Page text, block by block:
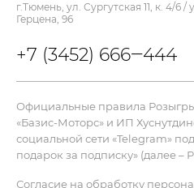
+7 (3452) 666‒444
г.Тюмень, ул. Сургутская 11, к. 4/6
Герцена, 96
Согласие на обработку
Официальные правила
«Базис-Моторс» и ИП
социальной сети «Telegram»
подарок за подписку» (далее –